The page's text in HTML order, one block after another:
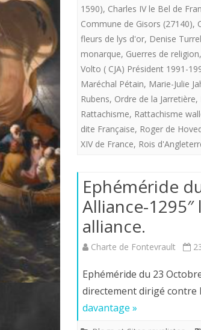
1590), Charles IV le Bel de
Commune de Gisors (27140),
fleurs de lys d'or, Denise Turrel
monarque, Guerres de religion,
Volto ( CJA) Président 1991-
Maréchal Pétain, Marie-Julie
Rubens, Ordre de la Jarretière,
Rattachisme, Rattachisme
dite Française, Roger de
XIV de France, Rois
Ephéméride
Alliance-
alliance.
Charte de Fontevrault
Ephéméride du 23
directement dirigé contre
davantage »